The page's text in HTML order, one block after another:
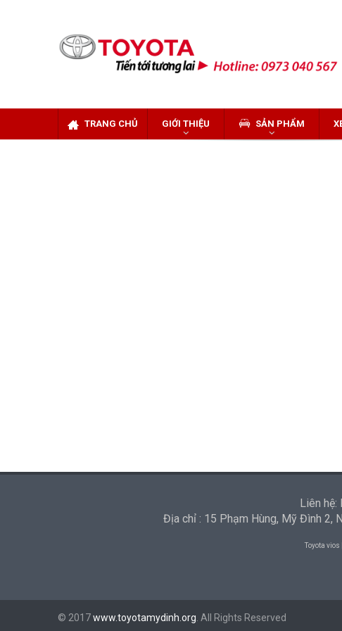
TRANG CHỦ GIỚI THIỆU SẢN PHẨM
Liên
Địa chỉ : 15 Phạm Hùng, Mỹ Đình 2,
Toyota vios
© 2017www.toyotamydinh.org . All Rights Reserved